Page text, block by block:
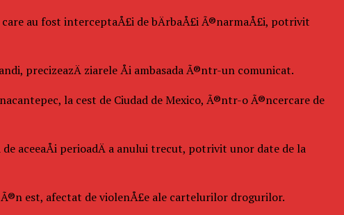
au fost interceptaÅ£i de bÄrbaÅ£i Ã®narmaÅ£i, potrivit
precizeazÄ ziarele Åi ambasada Ã®ntr-un comunicat.
la cest de Ciudad de Mexico, Ã®ntr-o Ã®ncercare de
aceeaÅi perioadÄ a anului trecut, potrivit unor date de la
Ã®n est, afectat de violenÅ£e ale cartelurilor drogurilor.